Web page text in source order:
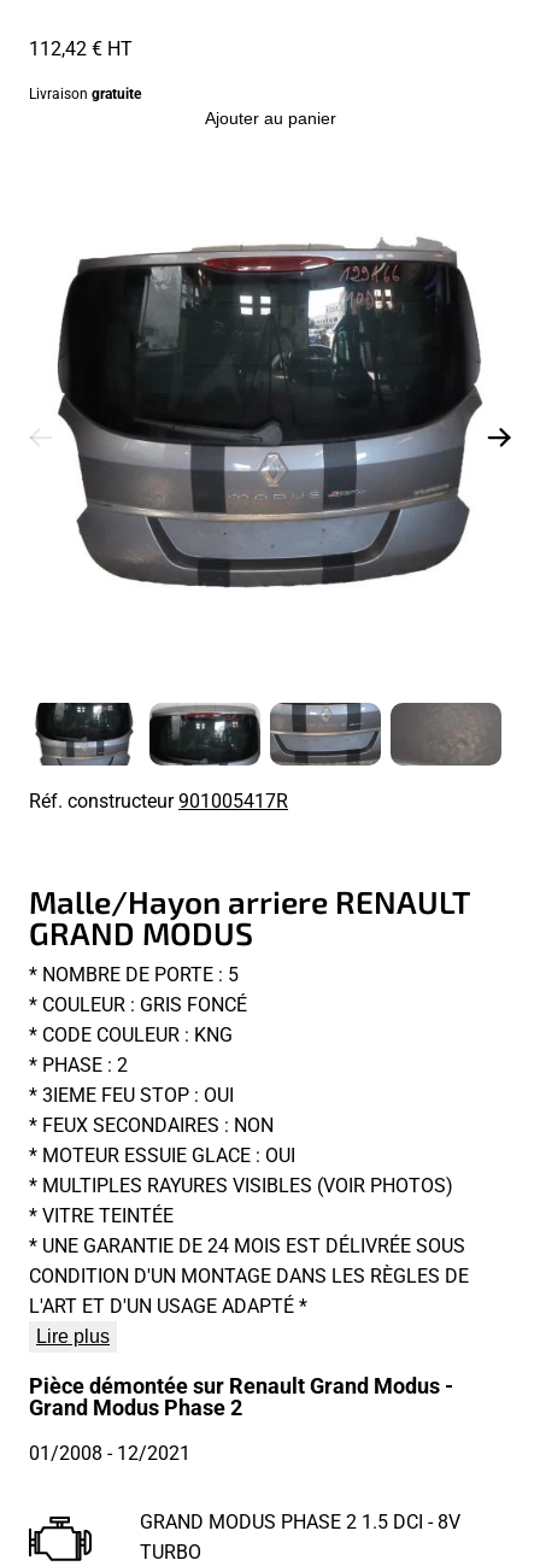
112,42 € HT
Livraison gratuite
Ajouter au panier
Réf. constructeur901005417R
Malle/Hayon arriere RENAULT
GRAND MODUS
* NOMBRE DE PORTE : 5
* COULEUR : GRIS FONCÉ
* CODE COULEUR : KNG
* PHASE : 2
* 3IEME FEU STOP : OUI
* FEUX SECONDAIRES : NON
* MOTEUR ESSUIE GLACE : OUI
* MULTIPLES RAYURES VISIBLES (VOIR PHOTOS)
* VITRE TEINTÉE
* UNE GARANTIE DE 24 MOIS EST DÉLIVRÉE SOUS
CONDITION D'UN MONTAGE DANS LES RÈGLES DE
L'ART ET D'UN USAGE ADAPTÉ *
Lire plus
Pièce démontée sur Renault Grand Modus -
Grand Modus Phase 2
01/2008- 12/2021
GRAND MODUS PHASE 2 1.5 DCI - 8V
TURBO